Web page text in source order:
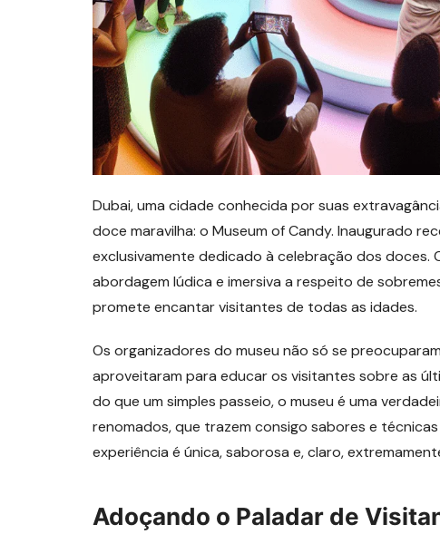
Dubai, uma cidade conhecida por suas
doce maravilha: o Museum of Candy. Inaugurado
exclusivamente dedicado à celebração dos doces.
abordagem lúdica e imersiva a respeito de
promete encantar visitantes de todas as idades.
Os organizadores do museu não só se
aproveitaram para educar os visitantes sobre as
do que um simples passeio, o museu é uma
renomados, que trazem consigo sabores e
experiência é única, saborosa e, claro,
Adoçando o Paladar de